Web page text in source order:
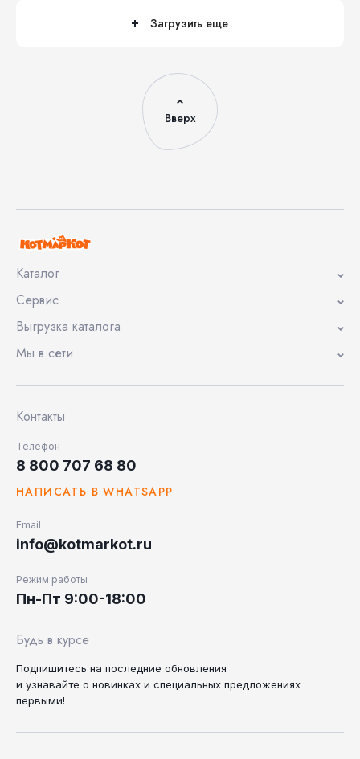
Загрузить еще
Вверх
Каталог
Сервис
Выгрузка каталога
Мы в сети
Контакты
Телефон
8 800 707 68 80
НАПИСАТЬ В WHATSAPP
Email
info@kotmarkot.ru
Режим работы
Пн-Пт 9:00-18:00
Будь в курсе
Подпишитесь на последние обновления
и узнавайте о новинках и специальных предложениях
первыми!